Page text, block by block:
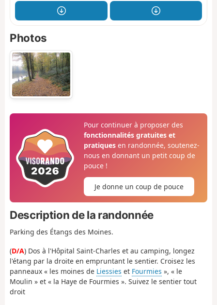
Photos
Pour continuer à proposer des
fonctionnalités gratuites et
pratiquesen randonnée, soutenez-
nous en donnant un petit coup de
pouce !
Je donne un coup de pouce
Description de la randonnée
Parking des Étangs des Moines.
(D/A) Dos à l'Hôpital Saint-Charles et au camping, longez
l'étang par la droite en empruntant le sentier. Croisez les
panneaux « les moines de Liessies et Fourmies », « le
Moulin » et « la Haye de Fourmies ». Suivez le sentier tout
droit